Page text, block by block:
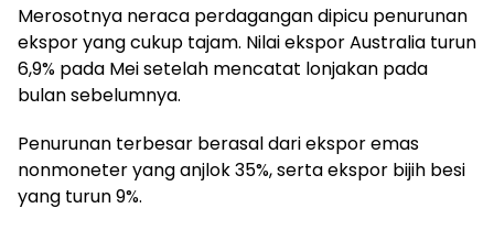
Merosotnya neraca perdagangan dipicu penurunan
ekspor yang cukup tajam. Nilai ekspor Australia turun
6,9% pada Mei setelah mencatat lonjakan pada
bulan sebelumnya.
Penurunan terbesar berasal dari ekspor emas
nonmoneter yang anjlok 35%, serta ekspor bijih besi
yang turun 9%.